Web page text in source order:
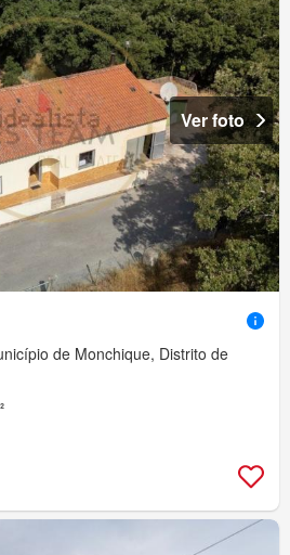
Ver foto
de Monchique, Distrito de